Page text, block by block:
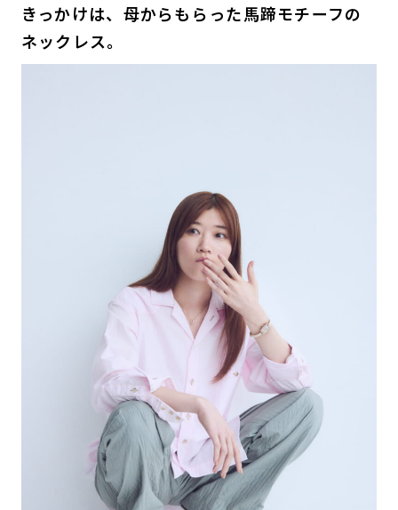
きっかけは、母からもらった馬蹄モチーフの
ネックレス。